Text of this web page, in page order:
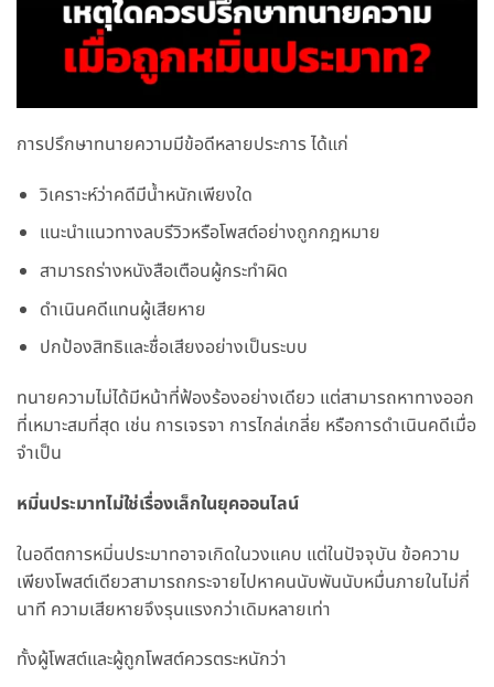
การปรึกษาทนายความมีข้อดีหลายประการ ได้แก่
วิเคราะห์ว่าคดีมีน้ำหนักเพียงใด
แนะนำแนวทางลบรีวิวหรือโพสต์อย่างถูกกฎหมาย
สามารถร่างหนังสือเตือนผู้กระทำผิด
ดำเนินคดีแทนผู้เสียหาย
ปกป้องสิทธิและชื่อเสียงอย่างเป็นระบบ
ทนายความไม่ได้มีหน้าที่ฟ้องร้องอย่างเดียว แต่สามารถหาทางออก
ที่เหมาะสมที่สุด เช่น การเจรจา การไกล่เกลี่ย หรือการดำเนินคดีเมื่อ
จำเป็น
หมิ่นประมาทไม่ใช่เรื่องเล็กในยุคออนไลน์
ในอดีตการหมิ่นประมาทอาจเกิดในวงแคบ แต่ในปัจจุบัน ข้อความ
เพียงโพสต์เดียวสามารถกระจายไปหาคนนับพันนับหมื่นภายในไม่กี่
นาที ความเสียหายจึงรุนแรงกว่าเดิมหลายเท่า
ทั้งผู้โพสต์และผู้ถูกโพสต์ควรตระหนักว่า